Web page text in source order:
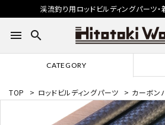
渓流釣り用ロッドビルディングパーツ
menu search
CATEGORY
TOP > ロッドビルディングパーツ > カーボン